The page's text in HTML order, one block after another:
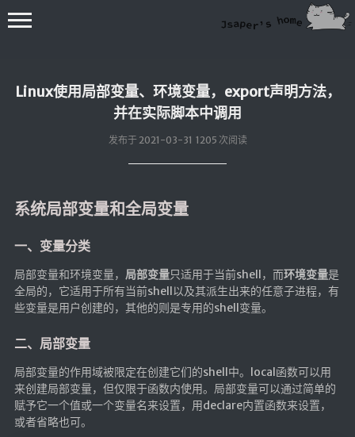
Linux使用局部变量、环境变量，export声明方法，
并在实际脚本中调用
发布于 2021-03-31 1205 次阅读
系统局部变量和全局变量
一、变量分类
局部变量和环境变量， 局部变量只适用于当前shell，而环境变量是
全局的，它适用于所有当前shell以及其派生出来的任意子进程，有
些变量是用户创建的，其他的则是专用的shell变量。
二、局部变量
局部变量的作用域被限定在创建它们的shell中。local函数可以用
来创建局部变量，但仅限于函数内使用。局部变量可以通过简单的
赋予它一个值或一个变量名来设置，用declare内置函数来设置，
或者省略也可。
bing壁纸
🔥排行榜
综合导航
合集网
鱼塘热榜
航拍全景
暗网导航
简易代理